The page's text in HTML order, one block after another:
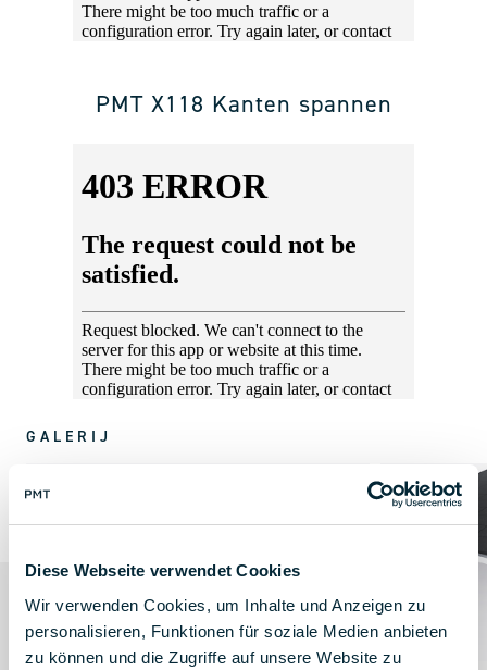
Diese Webseite verwendet Cookies
Wir verwenden Cookies, um Inhalte und Anzeigen zu
personalisieren, Funktionen für soziale Medien anbieten
zu können und die Zugriffe auf unsere Website zu
PMT X118 Kanten spannen
GALERIJ